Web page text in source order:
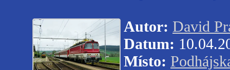
Autor: David
Datum:
Místo: